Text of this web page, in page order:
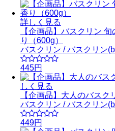
詳しく見る
【企画品】バスクリン
り（600g）
バスクリン / バスクリン
445円
しく見る
【企画品】大人のバスク
バスクリン / バスクリン
449円